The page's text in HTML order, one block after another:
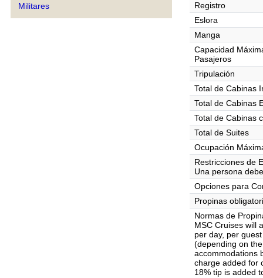
Militares
Registro
Eslora
Manga
Capacidad
Pasajeros
Tripulación
Total de Cabinas
Total de Cabinas
Total de Cabinas
Total de Suites
Ocupación
Restricciones de
Una persona
Opciones para
Propinas
Normas de
MSC Cruises will
per day, per
(depending on
accommodations
charge added for
18% tip is added